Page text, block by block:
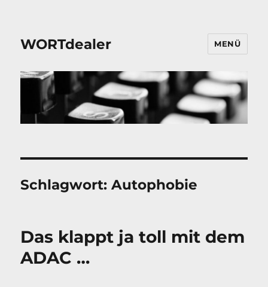
WORTdealer MENÜ
Schlagwort:Autophobie
Das klappt ja toll mit dem
ADAC …